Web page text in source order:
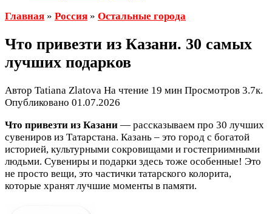
Главная » Россия » Остальные города
Что привезти из Казани. 30 самых
лучших подарков
Автор Tatiana Zlatova На чтение 19 мин Просмотров 3.7к.
Опубликовано 01.07.2026
Что привезти из Казани — рассказываем про 30 лучших
сувениров из Татарстана. Казань – это город с богатой
историей, культурными сокровищами и гостеприимными
людьми. Сувениры и подарки здесь тоже особенные! Это
не просто вещи, это частички татарского колорита,
которые хранят лучшие моменты в памяти.